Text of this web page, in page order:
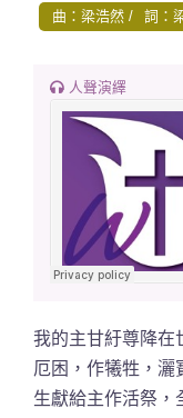
曲：梁浩然 詞：
人聲演繹
我的主甘紆尊降在
厄困，作犧牲，灑
生獻給主作活祭，